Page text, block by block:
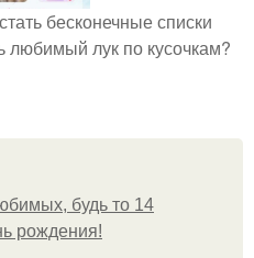
бесконечные списки
любимый лук по кусочкам?
будь то 14
рождения!